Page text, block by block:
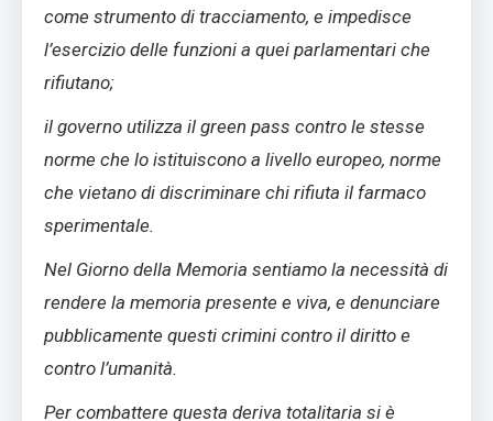
come strumento di tracciamento, e impedisce
l’esercizio delle funzioni a quei parlamentari che
rifiutano;
il governo utilizza il green pass contro le stesse
norme che lo istituiscono a livello europeo, norme
che vietano di discriminare chi rifiuta il farmaco
sperimentale.
Nel Giorno della Memoria sentiamo la necessità di
rendere la memoria presente e viva, e denunciare
pubblicamente questi crimini contro il diritto e
contro l’umanità.
Per combattere questa deriva totalitaria si è